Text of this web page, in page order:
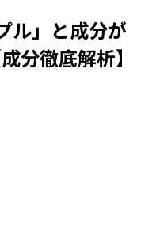
ル」と成分が
分徹底解析】